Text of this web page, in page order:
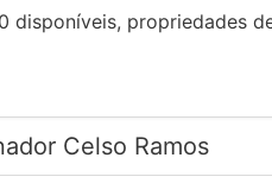
disponíveis, propriedades